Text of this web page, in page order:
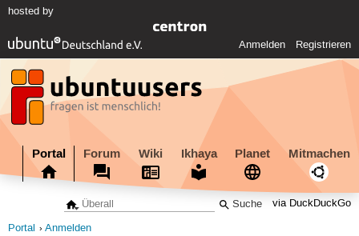
hosted by
Anmelden Registrieren
Portal Forum Wiki Ikhaya Planet Mitmachen
via DuckDuckGo
Portal Anmelden